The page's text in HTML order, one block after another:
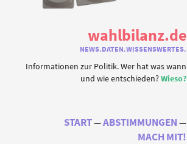
wahlbilanz.de
NEWS.DATEN.WISSENSWERTES.
Informationen zur Politik. Wer hat was wann
und wie entschieden?Wieso?
START
ABSTIMMUNGEN
MACH MIT!